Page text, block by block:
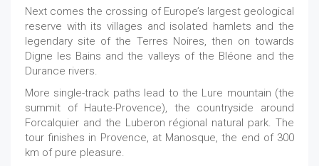
Next comes the crossing of Europe’s largest geological
reserve with its villages and isolated hamlets and the
legendary site of the Terres Noires, then on towards
Digne les Bains and the valleys of the Bléone and the
Durance rivers.
More single-track paths lead to the Lure mountain (the
summit of Haute-Provence), the countryside around
Forcalquier and the Luberon régional natural park. The
tour finishes in Provence, at Manosque, the end of 300
km of pure pleasure.